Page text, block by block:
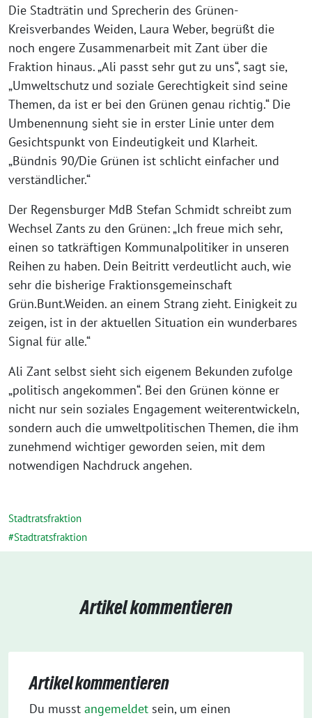
Die Stadträtin und Sprecherin des Grünen-
Kreisverbandes Weiden, Laura Weber, begrüßt die
noch engere Zusammenarbeit mit Zant über die
Fraktion hinaus. „Ali passt sehr gut zu uns“, sagt sie,
„Umweltschutz und soziale Gerechtigkeit sind seine
Themen, da ist er bei den Grünen genau richtig.“ Die
Umbenennung sieht sie in erster Linie unter dem
Gesichtspunkt von Eindeutigkeit und Klarheit.
„Bündnis 90/Die Grünen ist schlicht einfacher und
verständlicher.“
Der Regensburger MdB Stefan Schmidt schreibt zum
Wechsel Zants zu den Grünen: „Ich freue mich sehr,
einen so tatkräftigen Kommunalpolitiker in unseren
Reihen zu haben. Dein Beitritt verdeutlicht auch, wie
sehr die bisherige Fraktionsgemeinschaft
Grün.Bunt.Weiden. an einem Strang zieht. Einigkeit zu
zeigen, ist in der aktuellen Situation ein wunderbares
Signal für alle.“
Ali Zant selbst sieht sich eigenem Bekunden zufolge
„politisch angekommen“. Bei den Grünen könne er
nicht nur sein soziales Engagement weiterentwickeln,
sondern auch die umweltpolitischen Themen, die ihm
zunehmend wichtiger geworden seien, mit dem
notwendigen Nachdruck angehen.
Stadtratsfraktion
Stadtratsfraktion
Artikel kommentieren
Artikel kommentieren
Du musst angemeldet sein, um einen